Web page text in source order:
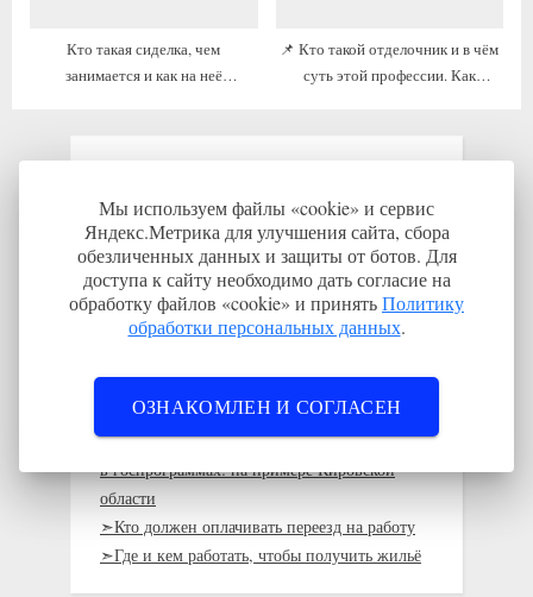
Кто такая сиделка, чем
занимается и как на неё
📌 Кто такой отделочник и в чём
суть этой профессии. Как
➣Страховка ДМС от работодателя: плюсы и
минусы
➣Чек-лист: что взять с собой при переезде
➣Кого выселят из служебного жилья после
➣Требования к жилью, которое
предоставляет работодатель
➣ Как получить жильё за работу без участия
в госпрограммах: на примере Кировской
области
➣Кто должен оплачивать переезд на работу
➣Где и кем работать, чтобы получить жильё
Мы используем файлы «cookie» и сервис
Яндекс.Метрика для улучшения сайта, сбора
обезличенных данных и защиты от ботов. Для
доступа к сайту необходимо дать согласие на
обработку файлов «cookie» и принятьПолитику
обработки персональных данных.
ОЗНАКОМЛЕН И СОГЛАСЕН